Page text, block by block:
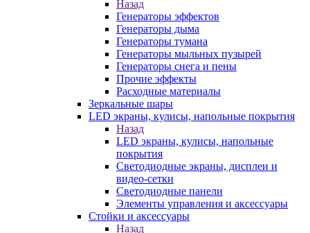
Назад
Генераторы эффектов
Генераторы дыма
Генераторы тумана
Генераторы мыльных пузырей
Генераторы снега и пены
Прочие эффекты
Расходные материалы
Зеркальные шары
LED экраны, кулисы, напольные покрытия
Назад
LED экраны, кулисы, напольные
покрытия
Светодиодные экраны, дисплеи и
видео-сетки
Светодиодные панели
Элементы управления и аксессуары
Стойки и аксессуары
Назад